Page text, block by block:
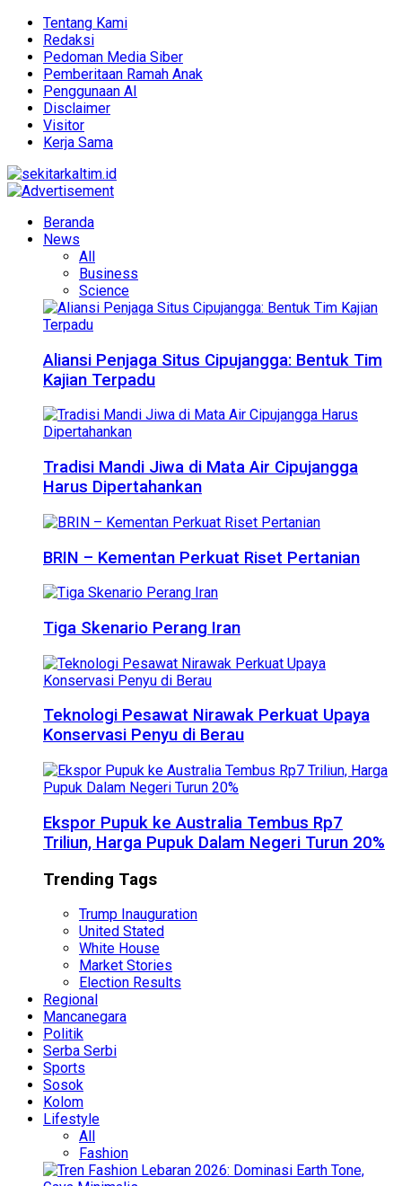
Tentang Kami
Redaksi
Pedoman Media Siber
Pemberitaan Ramah Anak
Penggunaan AI
Disclaimer
Visitor
Kerja Sama
Beranda
News
All
Business
Science
Aliansi Penjaga Situs Cipujangga: Bentuk Tim
Kajian Terpadu
Tradisi Mandi Jiwa di Mata Air Cipujangga
Harus Dipertahankan
BRIN – Kementan Perkuat Riset Pertanian
Tiga Skenario Perang Iran
Teknologi Pesawat Nirawak Perkuat Upaya
Konservasi Penyu di Berau
Ekspor Pupuk ke Australia Tembus Rp7
Triliun, Harga Pupuk Dalam Negeri Turun 20%
Trending Tags
Trump Inauguration
United Stated
White House
Market Stories
Election Results
Regional
Mancanegara
Politik
Serba Serbi
Sports
Sosok
Kolom
Lifestyle
All
Fashion